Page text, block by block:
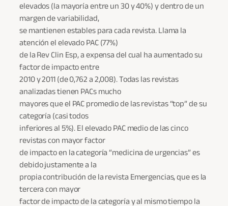
elevados (la mayoría entre un 30 y 40%) y dentro de un
margen de variabilidad,
se mantienen estables para cada revista. Llama la
atención el elevado PAC (77%)
de la Rev Clin Esp, a expensa del cual ha aumentado su
factor de impacto entre
2010 y 2011 (de 0,762 a 2,008). Todas las revistas
analizadas tienen PACs mucho
mayores que el PAC promedio de las revistas “top” de su
categoría (casi todos
inferiores al 5%). El elevado PAC medio de las cinco
revistas con mayor factor
de impacto en la categoría “medicina de urgencias” es
debido justamente a la
propia contribución de la revista Emergencias, que es la
tercera con mayor
factor de impacto de la categoría y al mismo tiempo la